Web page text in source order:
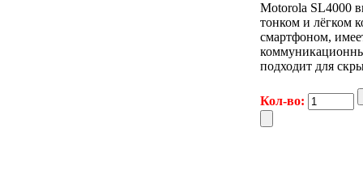
Motorola SL4000
тонком и лёгком
смартфоном,
подходит для
Кол-во: